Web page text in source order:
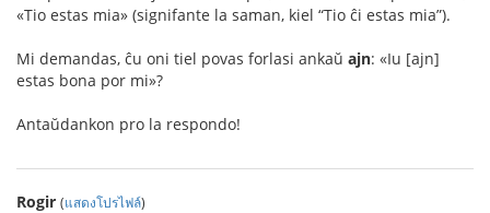
«Tio estas mia» (signifante la saman, kiel “Tio ĉi estas mia”).
Mi demandas, ĉu oni tiel povas forlasi ankaŭ ajn: «Iu [ajn]
estas bona por mi»?
Antaŭdankon pro la respondo!
Rogir (แสดงโปรไฟล์)